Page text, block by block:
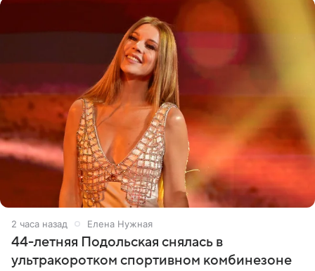
2 часа назад Елена Нужная
44-летняя Подольская снялась в
ультракоротком спортивном комбинезоне